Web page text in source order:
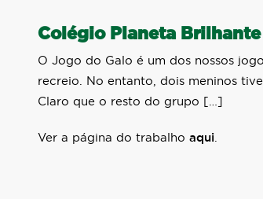
Colégio Planeta
O Jogo do Galo é um dos nossos
recreio. No entanto, dois meninos
Claro que o resto do grupo […]
Ver a página do trabalho aqui.